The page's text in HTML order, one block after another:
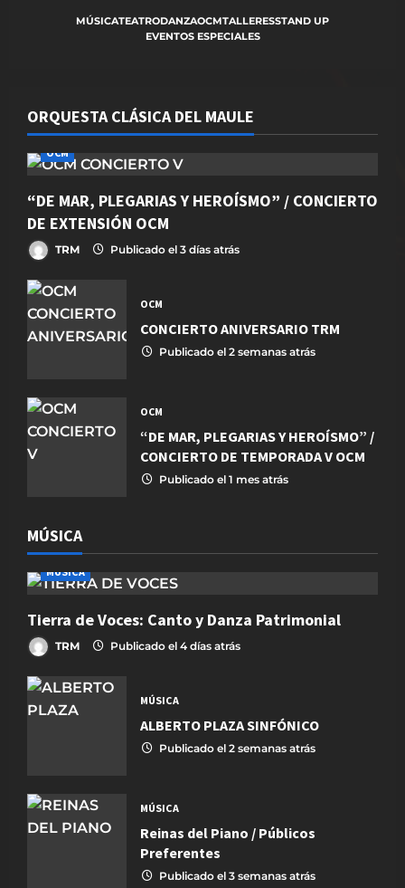
MÚSICATEATRODANZAOCMTALLERESSTAND UP
EVENTOS ESPECIALES
ORQUESTA CLÁSICA DEL MAULE
OCM
“DE MAR, PLEGARIAS Y HEROÍSMO” / CONCIERTO
DE EXTENSIÓN OCM
TRM Publicado el 3 días atrás
OCM
CONCIERTO ANIVERSARIO TRM
Publicado el 2 semanas atrás
OCM
“DE MAR, PLEGARIAS Y HEROÍSMO” /
CONCIERTO DE TEMPORADA V OCM
Publicado el 1 mes atrás
MÚSICA
MÚSICA
Tierra de Voces: Canto y Danza Patrimonial
TRM Publicado el 4 días atrás
MÚSICA
ALBERTO PLAZA SINFÓNICO
Publicado el 2 semanas atrás
MÚSICA
Reinas del Piano / Públicos
Preferentes
Publicado el 3 semanas atrás